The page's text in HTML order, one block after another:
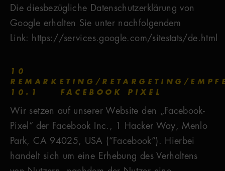
Die diesbezügliche Datenschutzerklärung von
Google erhalten Sie unter nachfolgendem
Link: https://services.google.com/sitestats/de.html
10
REMARKETING/RETARGETING/
10.1 FACEBOOK PIXEL
Wir setzen auf unserer Website den „Facebook-
Pixel“ der Facebook Inc., 1 Hacker Way, Menlo
Park, CA 94025, USA (“Facebook”). Hierbei
handelt sich um eine Erhebung des Verhaltens